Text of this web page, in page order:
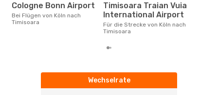
Cologne Bonn Airport
Bei Flügen von Köln nach
Timisoara
Timisoara Traian Vuia
International Airport
Für die Strecke von Köln nach
Timisoara
Wechselrate